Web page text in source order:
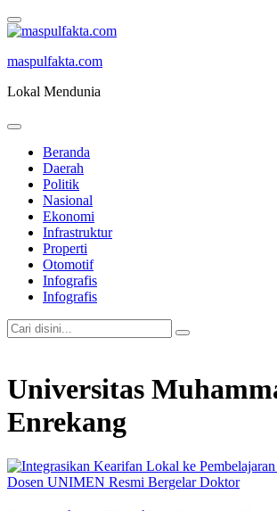
maspulfakta.com
Lokal Mendunia
Beranda
Daerah
Politik
Nasional
Ekonomi
Infrastruktur
Properti
Otomotif
Infografis
Infografis
Universitas
Enrekang